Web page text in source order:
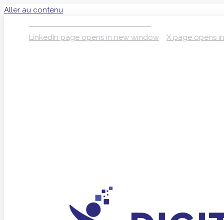
Aller au contenu
LinkedIn page opens in new window X page opens